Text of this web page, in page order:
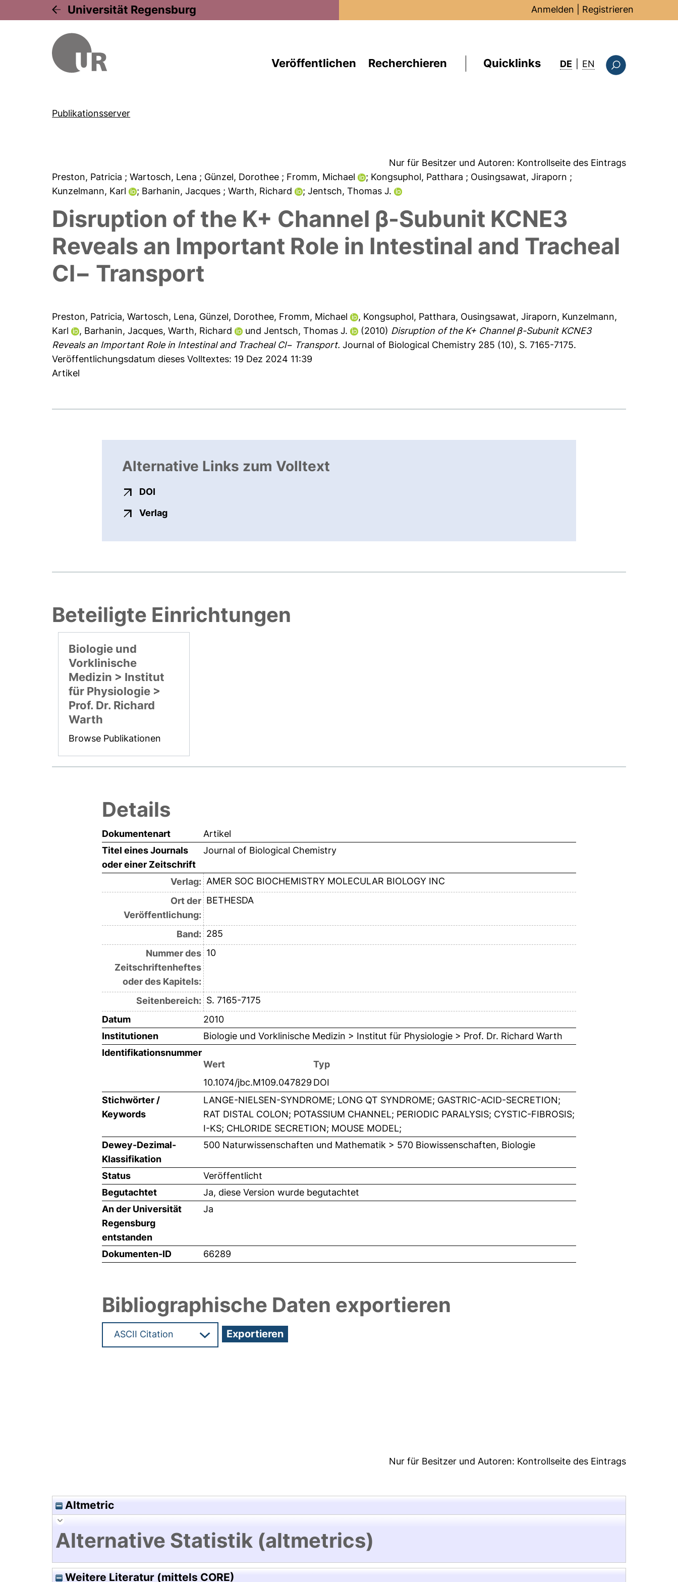
Universität Regensburg Anmelden Registrieren
Veröffentlichen Recherchieren Quicklinks DE EN : this page in
Publikationsserver
Nur für Besitzer und Autoren: Kontrollseite des Eintrags
Preston, Patricia ; Wartosch, Lena ; Günzel, Dorothee ; Fromm, Michael ; Kongsuphol, Patthara ; Ousingsawat, Jiraporn ;
Kunzelmann, Karl
; Barhanin, Jacques ; Warth, Richard ; Jentsch, Thomas J.
Disruption of the K+ Channel β-Subunit KCNE3
Reveals an Important Role in Intestinal and Tracheal
Cl− Transport
Preston, Patricia,Wartosch, Lena, Günzel, Dorothee, Fromm, Michael , Kongsuphol, Patthara, Ousingsawat, Jiraporn, Kunzelmann,
Karl
, Barhanin, Jacques,Warth, Richard undJentsch, Thomas J. (2010) Disruption of the K+ Channel β-Subunit KCNE3
Reveals an Important Role in Intestinal and Tracheal Cl− Transport. Journal of Biological Chemistry 285 (10), S. 7165-7175.
Veröffentlichungsdatum dieses Volltextes: 19 Dez 2024 11:39
Artikel
Alternative Links zum Volltext
DOI
Verlagexterner Link, öffnet neues Fenster
Beteiligte Einrichtungen
Biologie und
Vorklinische
Medizin > Institut
für Physiologie >
Prof. Dr. Richard
Warth
Browse Publikationen
Details
Dokumentenart
Artikel
Titel eines Journals
oder einer Zeitschrift
Journal of Biological Chemistry
Verlag: AMER SOC BIOCHEMISTRY MOLECULAR BIOLOGY INC
Ort der
Veröffentlichung:
BETHESDA
Band: 285
Nummer des
Zeitschriftenheftes
oder des Kapitels:
10
Seitenbereich: S. 7165-7175
Datum
2010
Institutionen
Biologie und Vorklinische Medizin > Institut für Physiologie > Prof. Dr. Richard Warth
Identifikationsnummer
Wert
Typ
10.1074/jbc.M109.047829 DOI
Stichwörter /
Keywords
LANGE-NIELSEN-SYNDROME; LONG QT SYNDROME; GASTRIC-ACID-SECRETION;
RAT DISTAL COLON; POTASSIUM CHANNEL; PERIODIC PARALYSIS; CYSTIC-FIBROSIS;
I-KS; CHLORIDE SECRETION; MOUSE MODEL;
Dewey-Dezimal-
Klassifikation
500 Naturwissenschaften und Mathematik > 570 Biowissenschaften, Biologie
Status
Veröffentlicht
Begutachtet
Ja, diese Version wurde begutachtet
An der Universität
Regensburg
entstanden
Ja
Dokumenten-ID 66289
Bibliographische Daten exportieren
Nur für Besitzer und Autoren: Kontrollseite des Eintrags
Altmetric
Alternative Statistik (altmetrics)
Weitere Literatur (mittels CORE)